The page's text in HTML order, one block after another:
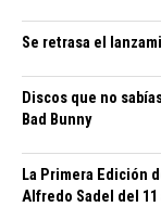
Se retrasa el
Discos que no
Bad Bunny
La Primera Edición
Alfredo Sadel del